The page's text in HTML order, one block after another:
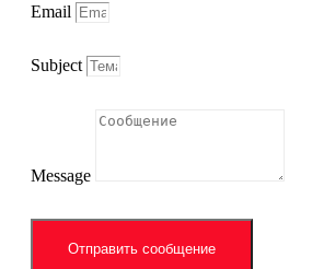
Email
Subject
Message
Отправить сообщение